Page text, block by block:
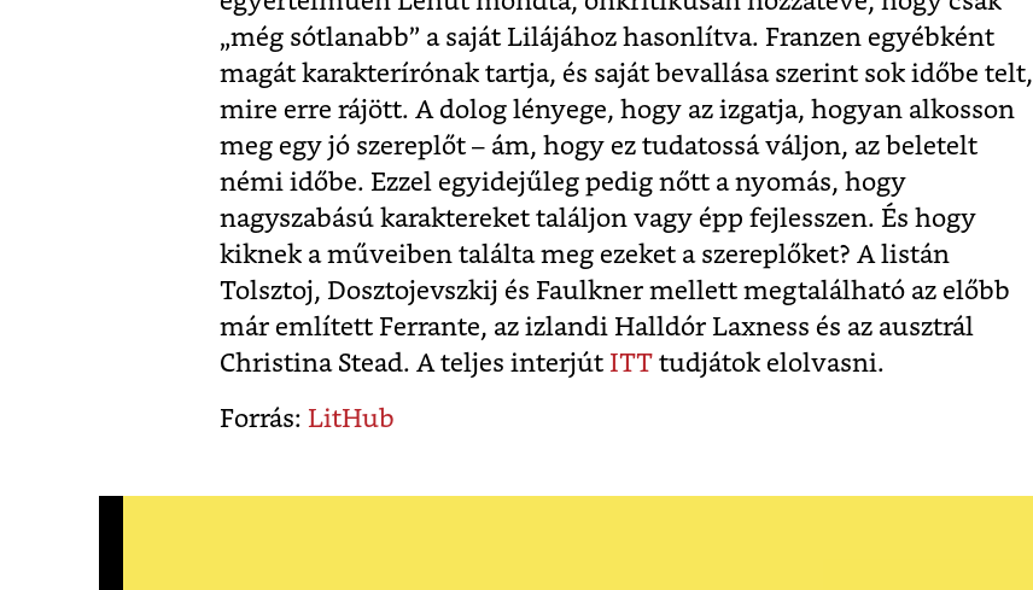
„még sótlanabb” a saját Lilájához hasonlítva. Franzen egyébként
magát karakterírónak tartja, és saját bevallása szerint sok időbe telt,
mire erre rájött. A dolog lényege, hogy az izgatja, hogyan alkosson
meg egy jó szereplőt – ám, hogy ez tudatossá váljon, az beletelt
némi időbe. Ezzel egyidejűleg pedig nőtt a nyomás, hogy
nagyszabású karaktereket találjon vagy épp fejlesszen. És hogy
kiknek a műveiben találta meg ezeket a szereplőket? A listán
Tolsztoj, Dosztojevszkij és Faulkner mellett megtalálható az előbb
már említett Ferrante, az izlandi Halldór Laxness és az ausztrál
Christina Stead. A teljes interjút ITT tudjátok elolvasni.
Forrás: LitHub